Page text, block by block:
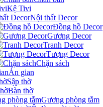
Kệ Tivi
Nội thất Decor
Đồng hồ Decor
Gương Decor
Tranh Decor
Tượng Decor
Chặn sách
Án gian
Sập thờ
Bàn thờ
Gương phòng tắm